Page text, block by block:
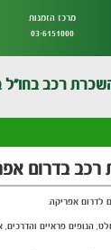
מרכז הזמנות
03-6151000
רכב בחו"ל
בדרום
לדרום אפריקה.
הנופים פראיים והדרכים,